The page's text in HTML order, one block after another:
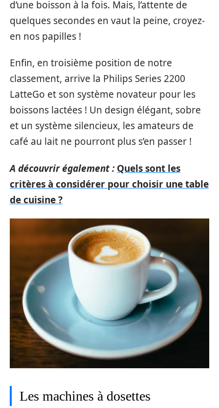
d’une boisson à la fois. Mais, l’attente de
quelques secondes en vaut la peine, croyez-
en nos papilles !
Enfin, en troisième position de notre
classement, arrive la Philips Series 2200
LatteGo et son système novateur pour les
boissons lactées ! Un design élégant, sobre
et un système silencieux, les amateurs de
café au lait ne pourront plus s’en passer !
A découvrir également : Quels sont les
critères à considérer pour choisir une table
de cuisine ?
Les machines à dosettes